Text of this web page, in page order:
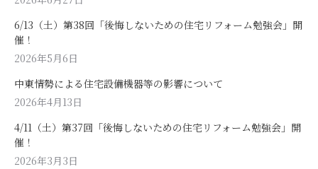
6/13（土）第38回「後悔しないための住宅リフォーム勉強会」開
催！
2026年5月6日
中東情勢による住宅設備機器等の影響について
2026年4月13日
4/11（土）第37回「後悔しないための住宅リフォーム勉強会」開
催！
2026年3月3日